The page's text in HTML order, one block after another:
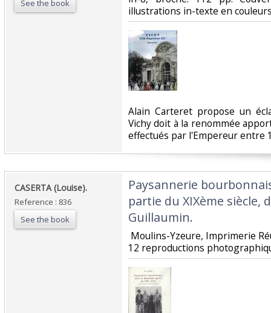
See the book
illustrations in-texte en
‎Alain Carteret propose un
Vichy doit à la renommée
effectués par l'Empereur entre
‎CASERTA (Louise).‎
Reference : 836
See the book
‎Paysannerie
partie du XIXème siècle,
Guillaumin. ‎
Moulins-Yzeure, Imprimerie
12 reproductions